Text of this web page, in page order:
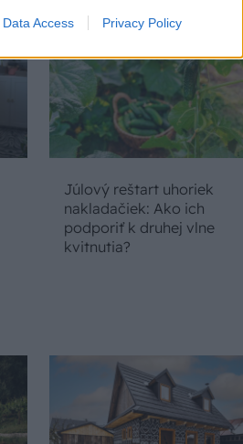
Data Access Privacy Policy
Júlový reštart uhoriek
nakladačiek: Ako ich
podporiť k druhej vlne
kvitnutia?